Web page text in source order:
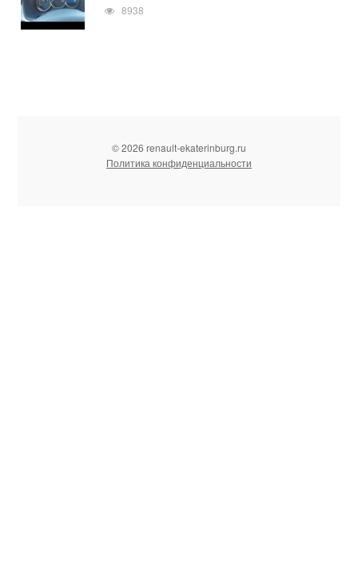
8938
© 2026 renault-ekaterinburg.ru
Политика конфиденциальности